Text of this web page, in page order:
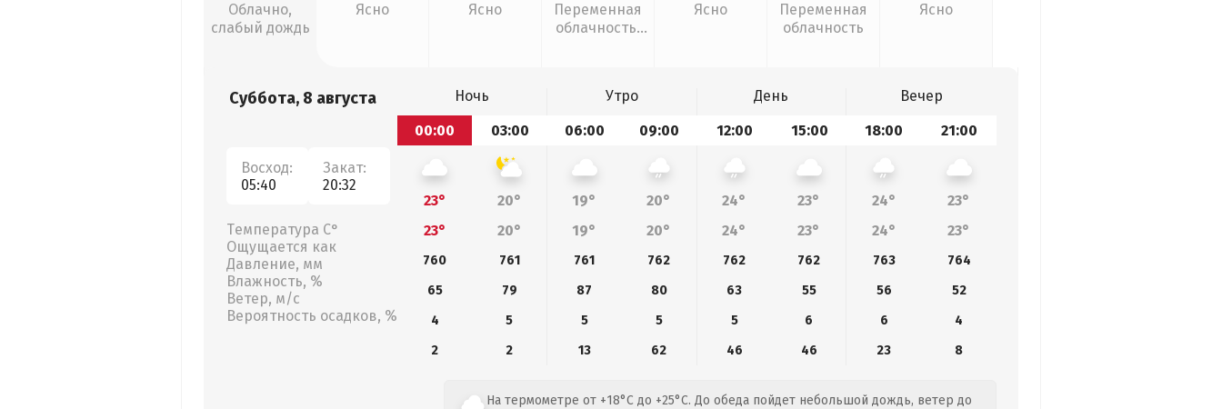
Облачно,
слабый дождь
Ясно Ясно
Переменная
облачность,
Ясно
Переменная
облачность
Ясно
Суббота, 8 августа
Восход:
05:40
Закат:
20:32
Температура С°
Ощущается как
Давление, мм
Влажность, %
Ветер, м/с
Вероятность осадков, %
Ночь Утро День
Вечер
00:00
03:00 06:00 09:00 12:00 15:00 18:00 21:00
23° 20° 19° 20° 24° 23° 24°
23°
23°
20° 19° 20° 24° 23° 24° 23°
760 761 761 762 762 762 763
764
65
79 87 80 63 55 56
52
4
5 5 5 5 6 6
4
2
2 13 62 46 46 23 8
На термометре от +18°C до +25°C. До обеда пойдет небольшой дождь, ветер до